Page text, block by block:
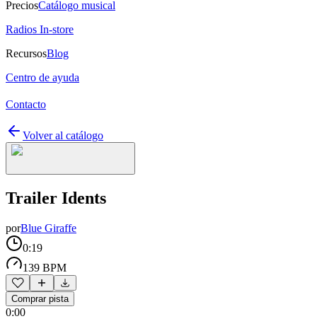
PreciosCatálogo musical
Radios In-store
RecursosBlog
Centro de ayuda
Contacto
Volver al catálogo
Trailer Idents
porBlue Giraffe
0:19
139 BPM
Comprar pista
0:00